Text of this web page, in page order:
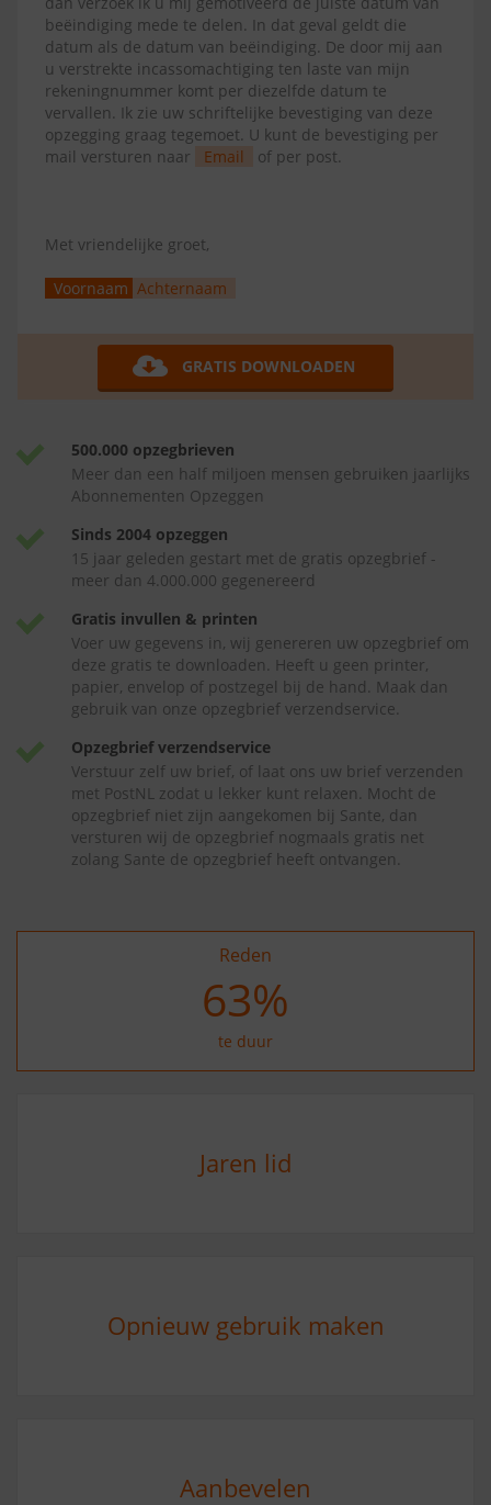
beëindiging mede te delen. In dat geval geldt die
datum als de datum van beëindiging. De door mij aan
u verstrekte incassomachtiging ten laste van mijn
rekeningnummer komt per diezelfde datum te
vervallen. Ik zie uw schriftelijke bevestiging van deze
opzegging graag tegemoet. U kunt de bevestiging per
mail versturen naar
Email of per post.
Met vriendelijke groet,
Voornaam Achternaam
GRATIS DOWNLOADEN
500.000 opzegbrieven
Meer dan een half miljoen mensen gebruiken jaarlijks
Abonnementen Opzeggen
Sinds 2004 opzeggen
15 jaar geleden gestart met de gratis opzegbrief -
meer dan 4.000.000 gegenereerd
Gratis invullen & printen
Voer uw gegevens in, wij genereren uw opzegbrief om
deze gratis te downloaden. Heeft u geen printer,
papier, envelop of postzegel bij de hand. Maak dan
gebruik van onze opzegbrief verzendservice.
Opzegbrief verzendservice
Verstuur zelf uw brief, of laat ons uw brief verzenden
met PostNL zodat u lekker kunt relaxen. Mocht de
opzegbrief niet zijn aangekomen bij Sante, dan
versturen wij de opzegbrief nogmaals gratis net
zolang Sante de opzegbrief heeft ontvangen.
Reden
74%
te duur
Jaren lid
Opnieuw gebruik maken
Aanbevelen